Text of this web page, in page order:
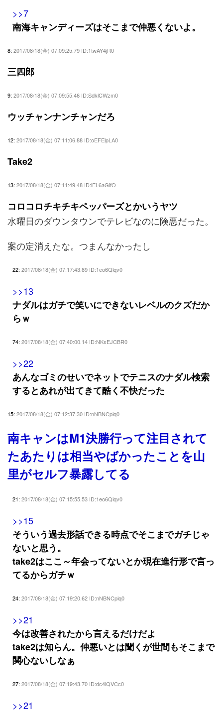
>>7
南海キャンディーズはそこまで仲悪くないよ。
8: 2017/08/18(金) 07:09:25.79 ID:1twAY4jR0
三四郎
9: 2017/08/18(金) 07:09:55.46 ID:SdklCWzm0
ウッチャンナンチャンだろ
12: 2017/08/18(金) 07:11:06.88 ID:oEFElpLA0
Take2
13: 2017/08/18(金) 07:11:49.48 ID:lEL6aGifO
コロコロチキチキペッパーズとかいうヤツ
水曜日のダウンタウンでテレビなのに険悪だった。
案の定消えたな。つまんなかったし
22: 2017/08/18(金) 07:17:43.89 ID:1eo6Qlqv0
>>13
ナダルはガチで笑いにできないレベルのクズだか
らｗ
74: 2017/08/18(金) 07:40:00.14 ID:NKsEJCBR0
>>22
あんなゴミのせいでネットでテニスのナダル検索
するとあれが出てきて酷く不快だった
15: 2017/08/18(金) 07:12:37.30 ID:nNBNCplq0
南キャンはM1決勝行って注目されて
たあたりは相当やばかったことを山
里がセルフ暴露してる
21: 2017/08/18(金) 07:15:55.53 ID:1eo6Qlqv0
>>15
そういう過去形話できる時点でそこまでガチじゃ
ないと思う。
take2はここ～年会ってないとか現在進行形で言っ
てるからガチｗ
24: 2017/08/18(金) 07:19:20.62 ID:nNBNCplq0
>>21
今は改善されたから言えるだけだよ
take2は知らん。仲悪いとは聞くが世間もそこまで
関心ないしなぁ
27: 2017/08/18(金) 07:19:43.70 ID:dc4lQVCc0
>>21